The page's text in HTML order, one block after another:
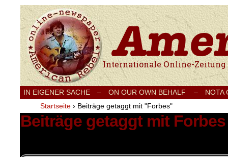
Internationale Onlinezeitung für Frieden,
IN EIGENER SACHE – ON OUR OWN BEHALF –
NOTA
Startseite › Beiträge getaggt mit "Forbes"
Beiträge getaggt mit Forbes